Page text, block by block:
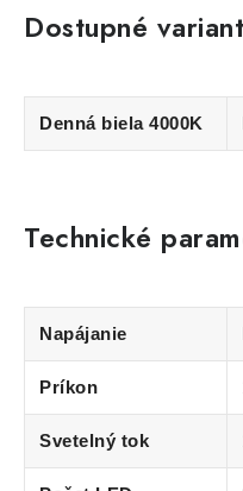
Dostupné
Denná biela 4000K
Technické
Napájanie
Príkon
Svetelný tok